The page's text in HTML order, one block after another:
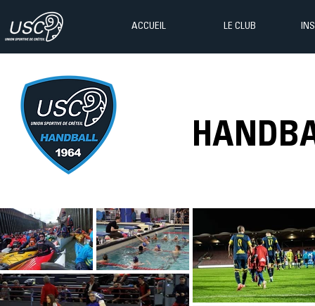
ACCUEIL LE CLUB